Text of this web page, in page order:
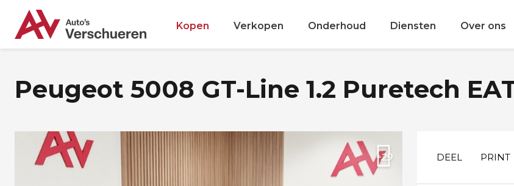
Kopen Verkopen Onderhoud Diensten Over ons
Peugeot 5008 GT-Line 1.2 Puretech
+29 DEEL PRINT